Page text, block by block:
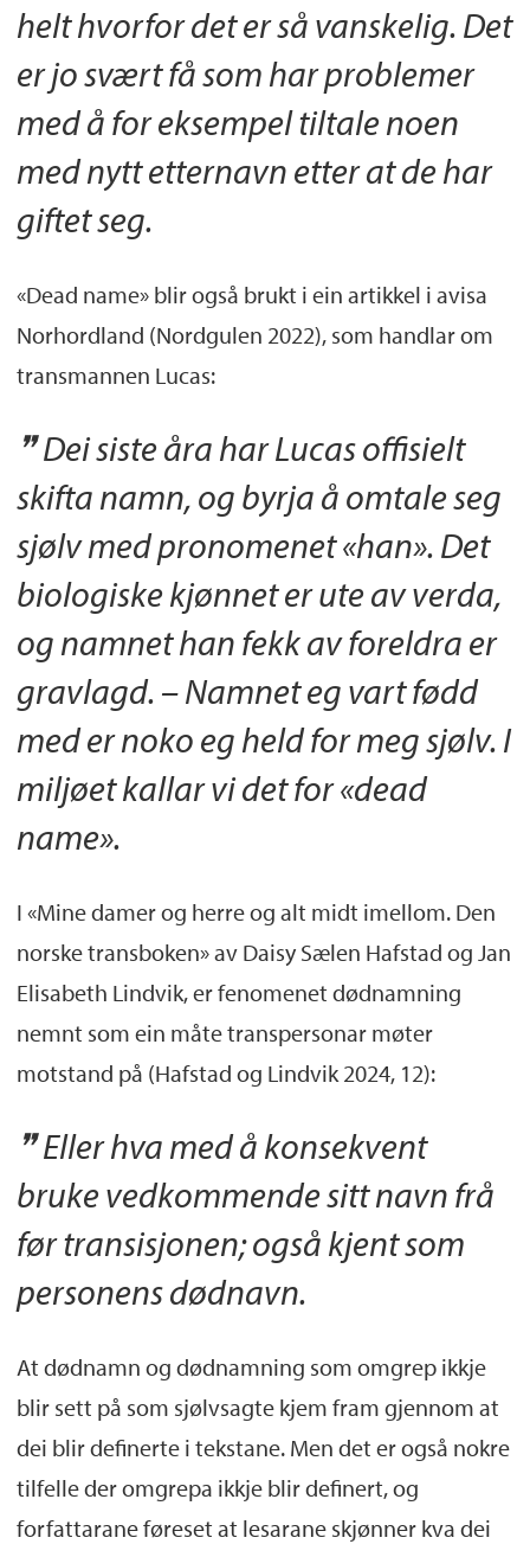
helt hvorfor det er så vanskelig. Det
er jo svært få som har problemer
med å for eksempel tiltale noen
med nytt etternavn etter at de har
giftet seg.
«Dead name» blir også brukt i ein artikkel i avisa
Norhordland (Nordgulen 2022), som handlar om
transmannen Lucas:
Dei siste åra har Lucas offisielt
skifta namn, og byrja å omtale seg
sjølv med pronomenet «han». Det
biologiske kjønnet er ute av verda,
og namnet han fekk av foreldra er
gravlagd. – Namnet eg vart fødd
med er noko eg held for meg sjølv. I
miljøet kallar vi det for «dead
name».
I «Mine damer og herre og alt midt imellom. Den
norske transboken» av Daisy Sælen Hafstad og Jan
Elisabeth Lindvik, er fenomenet dødnamning
nemnt som ein måte transpersonar møter
motstand på (Hafstad og Lindvik 2024, 12):
Eller hva med å konsekvent
bruke vedkommende sitt navn frå
før transisjonen; også kjent som
personens dødnavn.
At dødnamn og dødnamning som omgrep ikkje
blir sett på som sjølvsagte kjem fram gjennom at
dei blir definerte i tekstane. Men det er også nokre
tilfelle der omgrepa ikkje blir definert, og
forfattarane føreset at lesarane skjønner kva dei